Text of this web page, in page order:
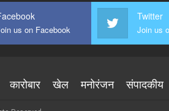
us on Facebook
Twitter
Join us
कारोबार खेल मनोरंजन संपादकीय